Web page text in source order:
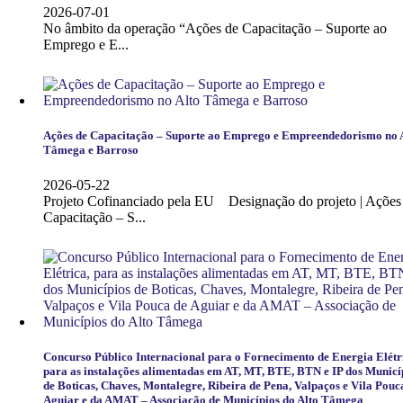
2026-07-01
No âmbito da operação “Ações de Capacitação – Suporte ao
Emprego e E...
Ações de Capacitação – Suporte ao Emprego e Empreendedorismo no
Tâmega e Barroso
2026-05-22
Projeto Cofinanciado pela EU Designação do projeto | Ações
Capacitação – S...
Concurso Público Internacional para o Fornecimento de Energia
para as instalações alimentadas em AT, MT, BTE, BTN e IP dos
de Boticas, Chaves, Montalegre, Ribeira de Pena, Valpaços e Vila
Aguiar e da AMAT – Associação de Municípios do Alto Tâmega